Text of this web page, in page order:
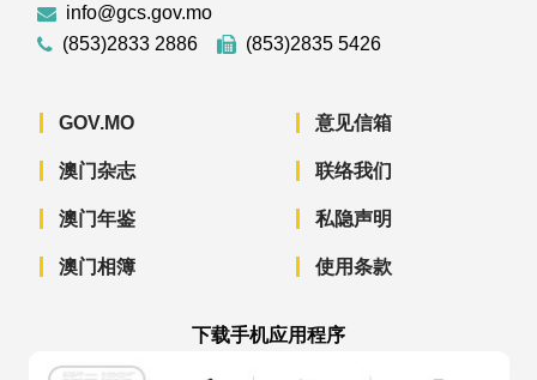
info@gcs.gov.mo
(853)2833 2886
(853)2835 5426
GOV.MO
澳门杂志
澳门年鉴
澳门相簿
意见信箱
联络我们
私隐声明
使用条款
下载手机应用程序